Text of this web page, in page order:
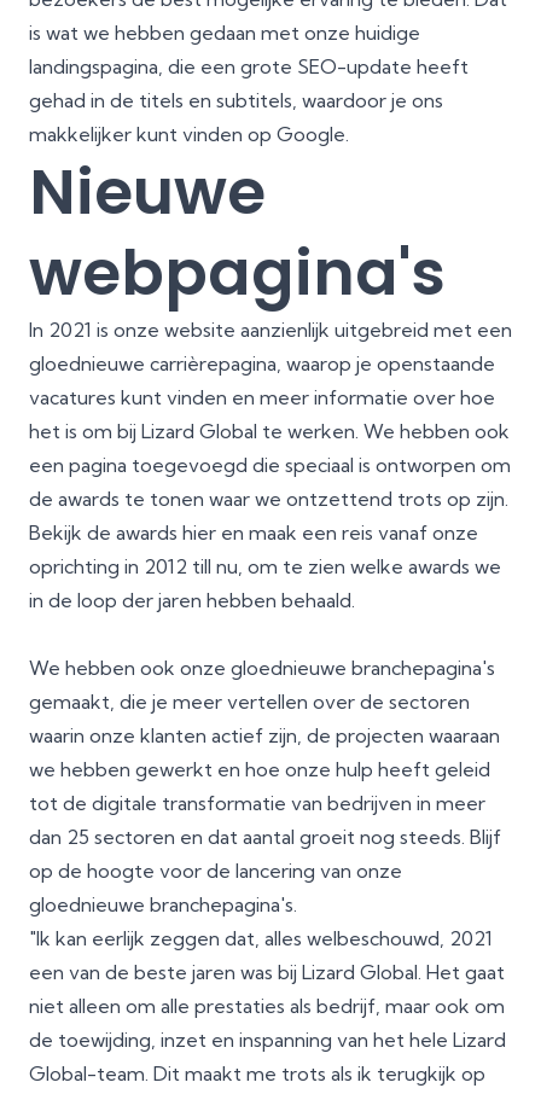
is wat we hebben gedaan met onze huidige
landingspagina, die een grote SEO-update heeft
gehad in de titels en subtitels, waardoor je ons
makkelijker kunt vinden op Google.
Nieuwe
webpagina's
In 2021 is onze website aanzienlijk uitgebreid met een
gloednieuwe carrièrepagina, waarop je openstaande
vacatures kunt vinden en meer informatie over hoe
het is om bij Lizard Global te werken. We hebben ook
een pagina toegevoegd die speciaal is ontworpen om
de awards te tonen waar we ontzettend trots op zijn.
Bekijk de awards hier en maak een reis vanaf onze
oprichting in 2012 till nu, om te zien welke awards we
in de loop der jaren hebben behaald.
We hebben ook onze gloednieuwe branchepagina's
gemaakt, die je meer vertellen over de sectoren
waarin onze klanten actief zijn, de projecten waaraan
we hebben gewerkt en hoe onze hulp heeft geleid
tot de digitale transformatie van bedrijven in meer
dan 25 sectoren en dat aantal groeit nog steeds. Blijf
op de hoogte voor de lancering van onze
gloednieuwe branchepagina's.
"Ik kan eerlijk zeggen dat, alles welbeschouwd, 2021
een van de beste jaren was bij Lizard Global. Het gaat
niet alleen om alle prestaties als bedrijf, maar ook om
de toewijding, inzet en inspanning van het hele Lizard
Global-team. Dit maakt me trots als ik terugkijk op